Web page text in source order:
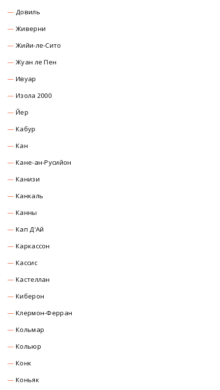
Довиль
Живерни
Жийи-ле-Сито
Жуан ле Пен
Ивуар
Изола 2000
Йер
Кабур
Кан
Кане-ан-Русийон
Канизи
Канкаль
Канны
Кап Д'Ай
Каркасcон
Касcиc
Кастеллан
Киберон
Клермон-Ферран
Кольмар
Кольюр
Конк
Коньяк